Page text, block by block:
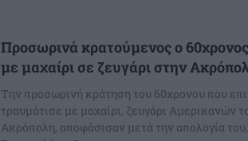
Προσωρινά κρατούμενος ο
με μαχαίρι σε ζευγάρι στην
Την προσωρινή κράτηση του 60χρονου που
τραυμάτισε με μαχαίρι, ζευγάρι Αμερικανών
Ακρόπολη, αποφάσισαν μετά την απολογία του,